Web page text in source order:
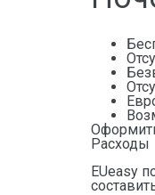
Расходы
EUeasy